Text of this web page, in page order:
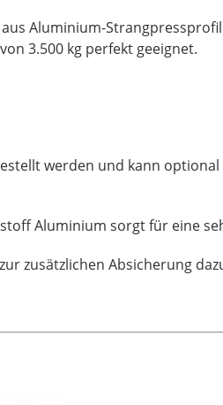
Aluminium-
3.500 kg perfekt geeignet.
werden und kann
Aluminium sorgt für eine
zur zusätzlichen Absicherung